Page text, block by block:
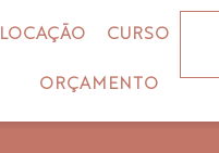
LOCAÇÃO CURSO
ORÇAMENTO